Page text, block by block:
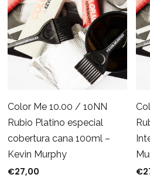
Color Me 10.00 / 10NN
Rubio Platino especial
cobertura cana 100ml –
Kevin Murphy
€27,00 €